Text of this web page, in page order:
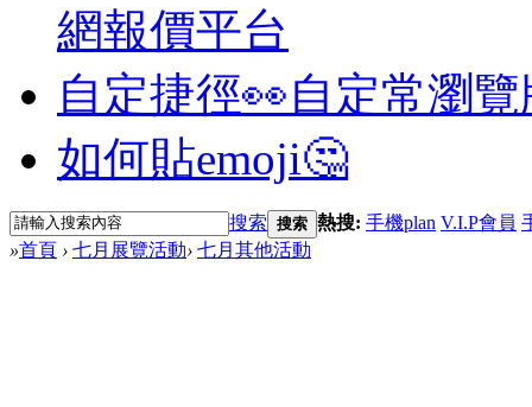
網報價平台
自定捷徑👀自定常瀏
如何貼emoji🤔
搜索 搜索 熱搜: 手機plan V.I.P會員
»首頁 › 七月展覽活動› 七月其他活動